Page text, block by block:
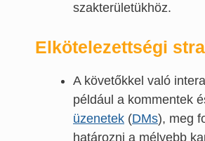
szakterületükhöz.
Elkötelezettségi
A követőkkel való
például a kommentek
üzenetek (DMs), meg
határozni a mélyebb